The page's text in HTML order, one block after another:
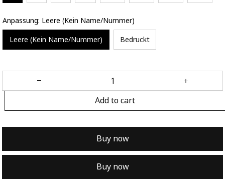
Anpassung: Leere (Kein Name/Nummer)
Leere (Kein Name/Nummer) Bedruckt
Add to cart
Buy now
Buy now